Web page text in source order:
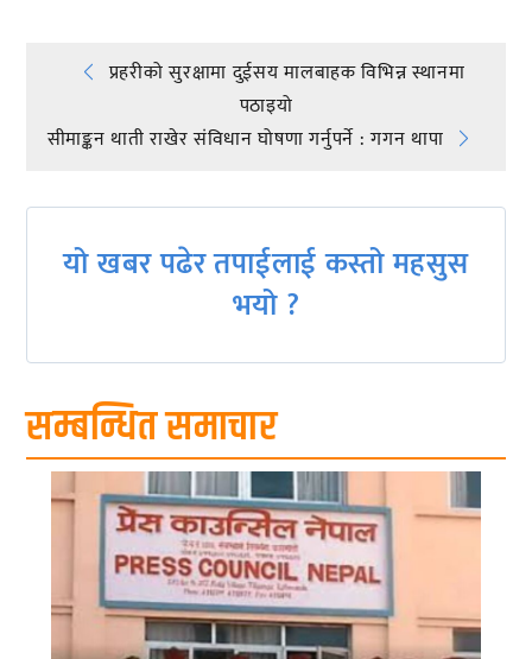
Post
navigation
प्रहरीको सुरक्षामा दुईसय मालबाहक विभिन्न स्थानमा
पठाइयो
सीमाङ्कन थाती राखेर संविधान घोषणा गर्नुपर्ने : गगन थापा
यो खबर पढेर तपाईलाई कस्तो महसुस
भयो ?
सम्बन्धित समाचार